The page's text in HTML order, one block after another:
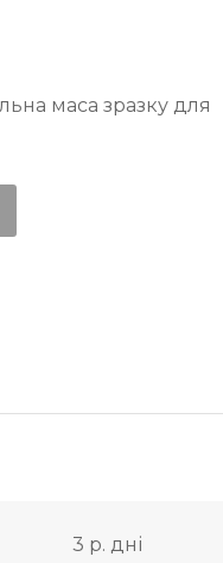
маса зразку для
3 р. дні